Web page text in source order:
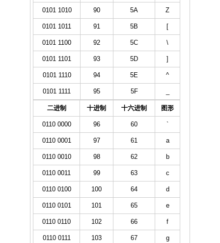
0101 1010 90 5A Z
0101 1011 91 5B [
0101 1100 92 5C \
0101 1101 93 5D ]
0101 1110 94 5E ^
0101 1111 95 5F
二进制 十进制 十六进制 图形
0110 0000 96 60 `
0110 0001 97 61 a
0110 0010 98 62 b
0110 0011 99 63 c
0110 0100 100 64 d
0110 0101 101 65 e
0110 0110 102 66 f
0110 0111 103 67 g